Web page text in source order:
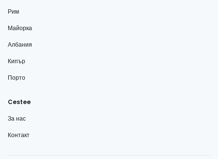
Рим
Майорка
Албания
Кипър
Порто
Cestee
За нас
Контакт